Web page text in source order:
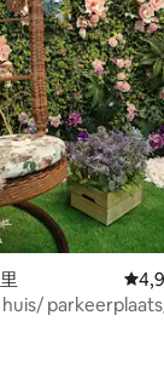
op 5, 114